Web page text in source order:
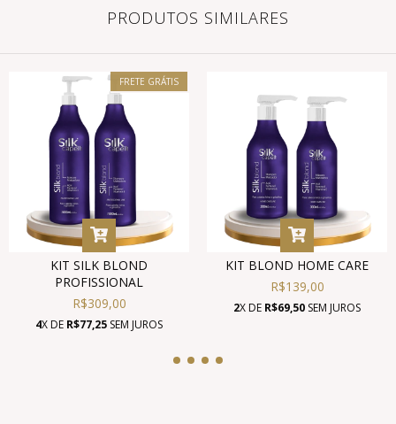
PRODUTOS SIMILARES
FRETE GRÁTIS
KIT SILK BLOND
PROFISSIONAL
R$309,00
4X DE R$77,25 SEM JUROS
KIT BLOND HOME CARE
R$139,00
2X DE R$69,50 SEM JUROS